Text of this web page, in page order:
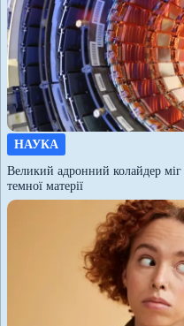
НАУКА
Великий адронний колайдер міг
темної матерії